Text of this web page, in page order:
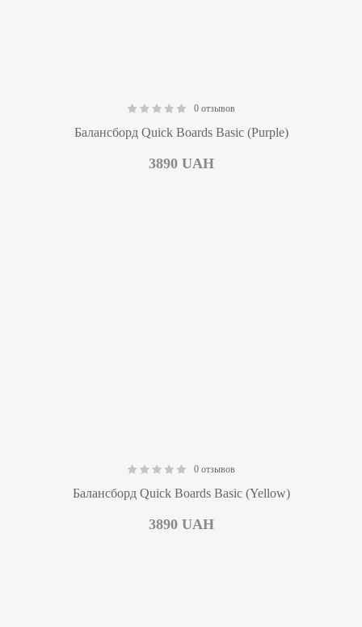
0 отзывов
Балансборд Quick Boards Basic (Purple)
3890 UAH
0 отзывов
Балансборд Quick Boards Basic (Yellow)
3890 UAH